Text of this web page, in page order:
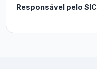
Responsável pelo SIC